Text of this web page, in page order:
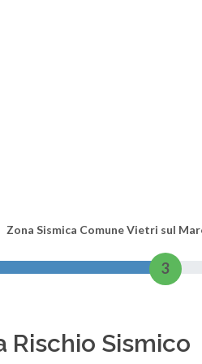
Zona Sismica Comune Vietri sul
3
Rischio Sismico